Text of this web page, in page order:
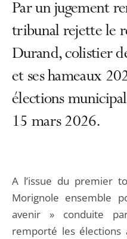
Par un jugement
tribunal rejette le
Durand, colistier
et ses hameaux
élections
15 mars 2026.
A l’issue du premier
Morignole ensemble
avenir » conduite
remporté les élections